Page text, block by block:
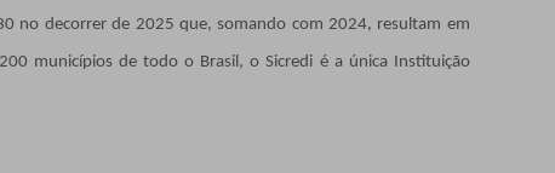
no decorrer de 2025 que, somando com 2024, resultam em
municípios de todo o Brasil, o Sicredi é a única Instituição